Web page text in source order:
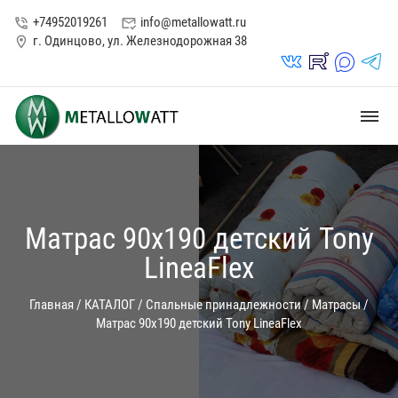
phone_in_talk +74952019261 mark_email_read info@metallowatt.ru
location_on г. Одинцово, ул. Железнодорожная 38
vk_in rutube_in max_s telegrams_in
dehaze
Матрас 90х190 детский Tony
LineaFlex
Главная / КАТАЛОГ / Спальные принадлежности/Матрасы/
Матрас 90х190 детский Tony LineaFlex